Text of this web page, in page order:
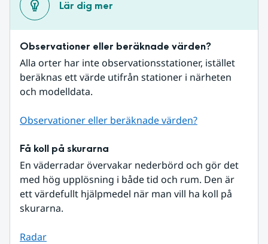
Lär dig mer
Observationer eller beräknade värden?
Alla orter har inte observationsstationer, istället
beräknas ett värde utifrån stationer i närheten
och modelldata.
Observationer eller beräknade värden?
Få koll på skurarna
En väderradar övervakar nederbörd och gör det
med hög upplösning i både tid och rum. Den är
ett värdefullt hjälpmedel när man vill ha koll på
skurarna.
Radar